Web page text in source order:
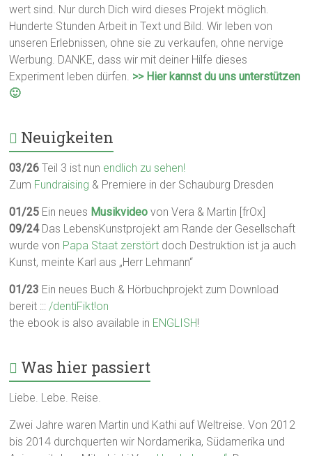
wert sind. Nur durch Dich wird dieses Projekt möglich.
Hunderte Stunden Arbeit in Text und Bild. Wir leben von
unseren Erlebnissen, ohne sie zu verkaufen, ohne nervige
Werbung. DANKE, dass wir mit deiner Hilfe dieses
Experiment leben dürfen. >> Hier kannst du uns unterstützen
🙂
Neuigkeiten
03/26Teil 3 ist nun endlich zu sehen!
Zum Fundraising & Premiere in der Schauburg Dresden
01/25 Ein neues Musikvideo von Vera & Martin [frOx]
09/24 Das LebensKunstprojekt am Rande der Gesellschaft
wurde von Papa Staat zerstört doch Destruktion ist ja auch
Kunst, meinte Karl aus „Herr Lehmann“
01/23 Ein neues Buch & Hörbuchprojekt zum Download
bereit :::/dentiFikt!on
the ebook is also available in ENGLISH!
Was hier passiert
Liebe. Lebe. Reise.
Zwei Jahre waren Martin und Kathi auf Weltreise. Von 2012
bis 2014 durchquerten wir Nordamerika, Südamerika und